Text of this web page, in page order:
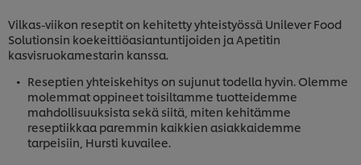
Vilkas-viikon reseptit on kehitetty yhteistyössä Unilever Food
Solutionsin koekeittiöasiantuntijoiden ja Apetitin
kasvisruokamestarin kanssa.
Reseptien yhteiskehitys on sujunut todella hyvin. Olemme
molemmat oppineet toisiltamme tuotteidemme
mahdollisuuksista sekä siitä, miten kehitämme
reseptiikkaa paremmin kaikkien asiakkaidemme
tarpeisiin, Hursti kuvailee.